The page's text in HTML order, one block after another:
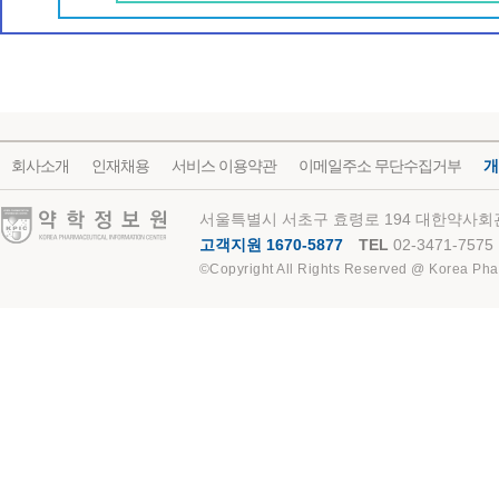
회사소개 인재채용 서비스 이용약관 이메일주소 무단수집거부
약학정보원
서울특별시 서초구 효령로 194 대한약사
고객지원 1670-5877
TEL 02-3471-7575
©Copyright All Rights Reserved @ Korea